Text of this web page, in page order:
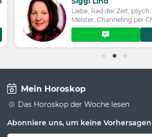
Liebe, Rad der Zeit,
Meister, Channeling per
Mein Horoskop
Das Horoskop der Woche lesen
Abonniere uns, um keine